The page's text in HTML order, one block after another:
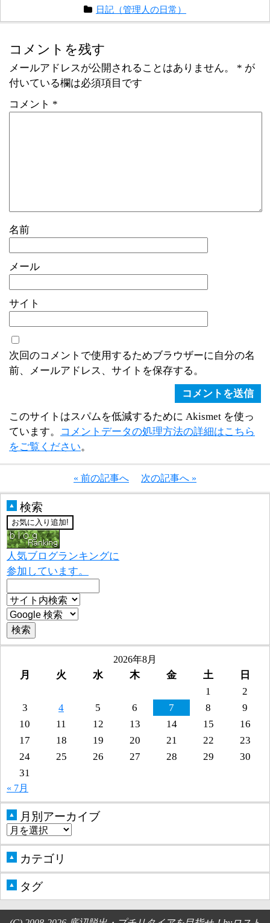
日記（管理人の日常）
コメントを残す
メールアドレスが公開されることはありません。 * が
付いている欄は必須項目です
コメント *
名前
メール
サイト
次回のコメントで使用するためブラウザーに自分の名
前、メールアドレス、サイトを保存する。
このサイトはスパムを低減するために Akismet を使っ
ています。
コメントデータの処理方法の詳細はこちら
をご覧ください
« 前の記事へ 次の記事へ »
▲ 検索
人気ブログランキングに
参加しています。
2026年8月
月 火 水 木 金 土
日
1
2
3
4 5 6 7 8
9
10
11 12 13 14 15
16
17
18 19 20 21 22
23
24
25 26 27 28 29
30
31
« 7月
▲ 月別アーカイブ
▲ カテゴリ
▲ タグ